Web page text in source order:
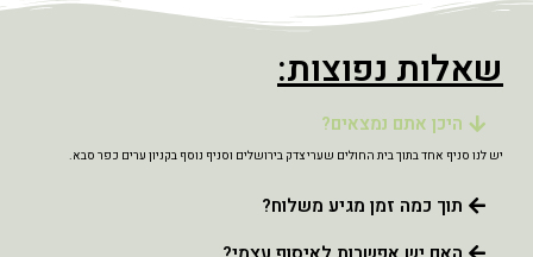
שאלות נפוצות:
היכן אתם נמצאים?
יש לנו סניף אחד בתוך בית החולים שערי צדק בירושלים וסניף נוסף בקניון ערים כפר סבא.
תוך כמה זמן מגיע משלוח?